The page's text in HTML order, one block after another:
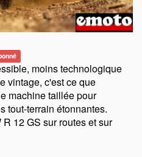
moins technologique
vintage, c'est ce que
machine taillée pour
tout-terrain étonnantes.
12 GS sur routes et sur